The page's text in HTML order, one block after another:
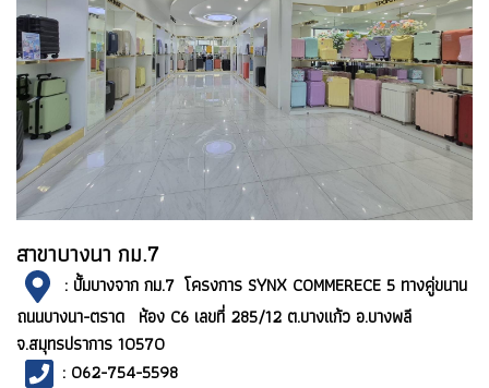
สาขาบางนา กม.7
: ปั้มบางจาก กม.7 โครงการ SYNX COMMERECE 5 ทางคู่ขนาน
ถนนบางนา-ตราด ห้อง C6 เลขที่ 285/12 ต.บางแก้ว อ.บางพลี
จ.สมุทรปราการ 10570
: 062-754-5598